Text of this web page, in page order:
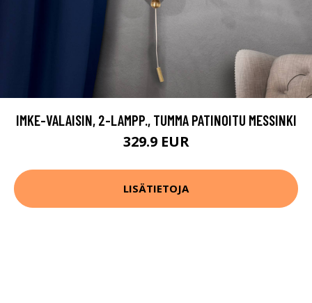
IMKE-VALAISIN, 2-LAMPP., TUMMA PATINOITU MESSINKI
329.9 EUR
LISÄTIETOJA